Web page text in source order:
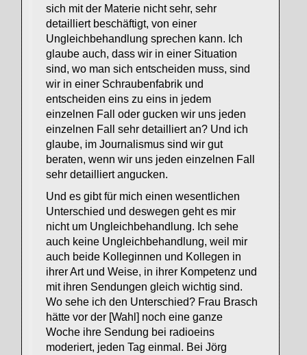
sich mit der Materie nicht sehr, sehr
detailliert beschäftigt, von einer
Ungleichbehandlung sprechen kann. Ich
glaube auch, dass wir in einer Situation
sind, wo man sich entscheiden muss, sind
wir in einer Schraubenfabrik und
entscheiden eins zu eins in jedem
einzelnen Fall oder gucken wir uns jeden
einzelnen Fall sehr detailliert an? Und ich
glaube, im Journalismus sind wir gut
beraten, wenn wir uns jeden einzelnen Fall
sehr detailliert angucken.
Und es gibt für mich einen wesentlichen
Unterschied und deswegen geht es mir
nicht um Ungleichbehandlung. Ich sehe
auch keine Ungleichbehandlung, weil mir
auch beide Kolleginnen und Kollegen in
ihrer Art und Weise, in ihrer Kompetenz und
mit ihren Sendungen gleich wichtig sind.
Wo sehe ich den Unterschied? Frau Brasch
hätte vor der [Wahl] noch eine ganze
Woche ihre Sendung bei radioeins
moderiert, jeden Tag einmal. Bei Jörg